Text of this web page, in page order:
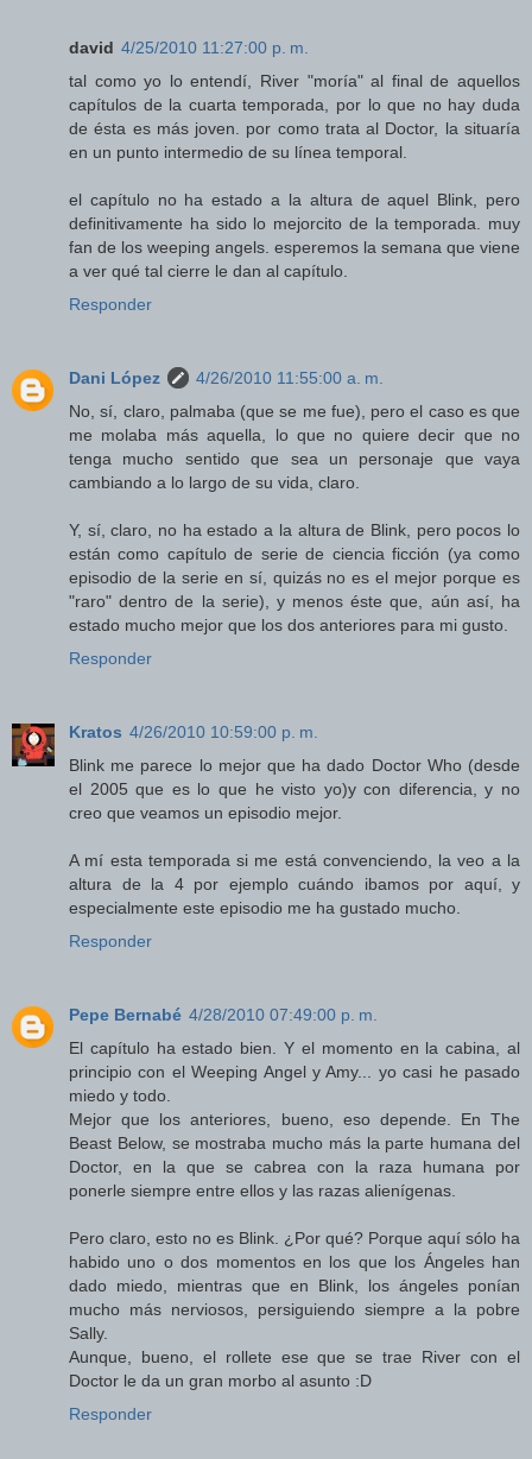
david 4/25/2010 11:27:00 p. m.
tal como yo lo entendí, River "moría" al final de aquellos
capítulos de la cuarta temporada, por lo que no hay duda
de ésta es más joven. por como trata al Doctor, la situaría
en un punto intermedio de su línea temporal.
el capítulo no ha estado a la altura de aquel Blink, pero
definitivamente ha sido lo mejorcito de la temporada. muy
fan de los weeping angels. esperemos la semana que viene
a ver qué tal cierre le dan al capítulo.
Responder
Dani López
4/26/2010 11:55:00 a. m.
No, sí, claro, palmaba (que se me fue), pero el caso es que
me molaba más aquella, lo que no quiere decir que no
tenga mucho sentido que sea un personaje que vaya
cambiando a lo largo de su vida, claro.
Y, sí, claro, no ha estado a la altura de Blink, pero pocos lo
están como capítulo de serie de ciencia ficción (ya como
episodio de la serie en sí, quizás no es el mejor porque es
"raro" dentro de la serie), y menos éste que, aún así, ha
estado mucho mejor que los dos anteriores para mi gusto.
Responder
Kratos 4/26/2010 10:59:00 p. m.
Blink me parece lo mejor que ha dado Doctor Who (desde
el 2005 que es lo que he visto yo)y con diferencia, y no
creo que veamos un episodio mejor.
A mí esta temporada si me está convenciendo, la veo a la
altura de la 4 por ejemplo cuándo ibamos por aquí, y
especialmente este episodio me ha gustado mucho.
Responder
Pepe Bernabé 4/28/2010 07:49:00 p. m.
El capítulo ha estado bien. Y el momento en la cabina, al
principio con el Weeping Angel y Amy... yo casi he pasado
miedo y todo.
Mejor que los anteriores, bueno, eso depende. En The
Beast Below, se mostraba mucho más la parte humana del
Doctor, en la que se cabrea con la raza humana por
ponerle siempre entre ellos y las razas alienígenas.
Pero claro, esto no es Blink. ¿Por qué? Porque aquí sólo ha
habido uno o dos momentos en los que los Ángeles han
dado miedo, mientras que en Blink, los ángeles ponían
mucho más nerviosos, persiguiendo siempre a la pobre
Sally.
Aunque, bueno, el rollete ese que se trae River con el
Doctor le da un gran morbo al asunto :D
Responder